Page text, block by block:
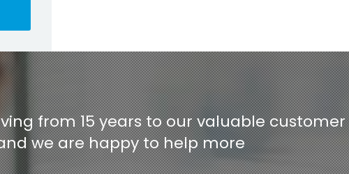
from 15 years to our valuable customer
we are happy to help more